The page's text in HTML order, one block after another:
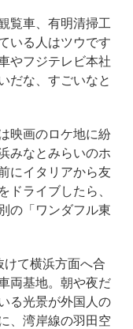
覧車、有明清掃工
いる人はツウです
やフジテレビ本社
だな、すごいなと
映画のロケ地に紛
みなとみらいのホ
にイタリアから友
ドライブしたら、
の「ワンダフル東
て横浜方面へ合
両基地。朝や夜だ
る光景が外国人の
、湾岸線の羽田空